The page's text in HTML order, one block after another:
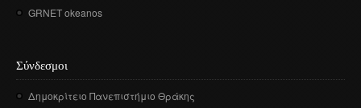
GRNET okeanos
Σύνδεσμοι
Δημοκρίτειο Πανεπιστήμιο Θράκης